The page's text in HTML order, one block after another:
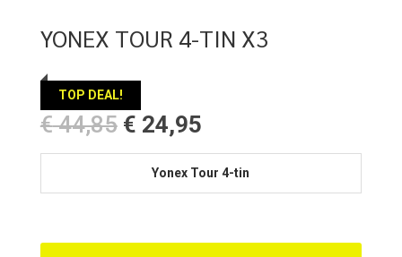
YONEX TOUR 4-TIN X3
TOP DEAL!
€44,85 Oorspronkelijke
was:
€ 44,85.
€ 24,95Huidige
is:
€ 24,95.
Yonex Tour 4-tin